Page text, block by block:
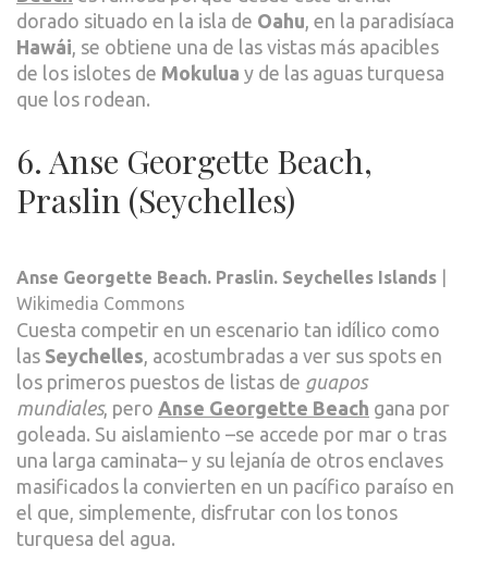
dorado situado en la isla de Oahu , en la paradisíaca
Hawái , se obtiene una de las vistas más apacibles
de los islotes de Mokulua y de las aguas turquesa
que los rodean.
6. Anse Georgette Beach,
Praslin (Seychelles)
Anse Georgette Beach. Praslin. Seychelles Islands
Wikimedia Commons
Cuesta competir en un escenario tan idílico como
las Seychelles , acostumbradas a ver sus spots en
los primeros puestos de listas de guapos
mundiales, pero Anse Georgette Beach gana por
goleada. Su aislamiento –se accede por mar o tras
una larga caminata– y su lejanía de otros enclaves
masificados la convierten en un pacífico paraíso en
el que, simplemente, disfrutar con los tonos
turquesa del agua.